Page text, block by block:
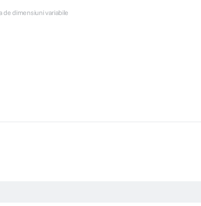
de dimensiuni variabile
min. Color (hartie simpla), 45 Secunde per fotografie de 10 x 15
testing